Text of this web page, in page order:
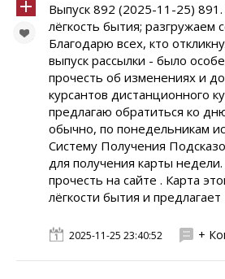
Выпуск 892 (2025-11-25)
лёгкость бытия; разгружаем
Благодарю всех, кто
выпуск рассылки - было
прочесть об изменениях и
курсантов дистанционного
предлагаю обратиться ко
обычно, по понедельникам
Систему Получения
для получения карты
прочесть на сайте . Карта
лёгкости бытия и предлагает
2025-11-25 23:40:52 +